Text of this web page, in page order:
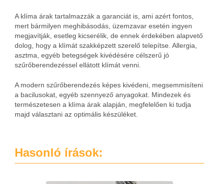
A klíma árak tartalmazzák a garanciát is, ami azért fontos,
mert bármilyen meghibásodás, üzemzavar esetén ingyen
megjavítják, esetleg kicserélik, de ennek érdekében alapvető
dolog, hogy a klímát szakképzett szerelő telepítse. Allergia,
asztma, egyéb betegségek kivédésére célszerű jó
szűrőberendezéssel ellátott klímát venni.
A modern szűrőberendezés képes kivédeni, megsemmisíteni
a bacilusokat, egyéb szennyező anyagokat. Mindezek és
természetesen a klíma árak alapján, megfelelően ki tudja
majd választani az optimális készüléket.
Hasonló írások: